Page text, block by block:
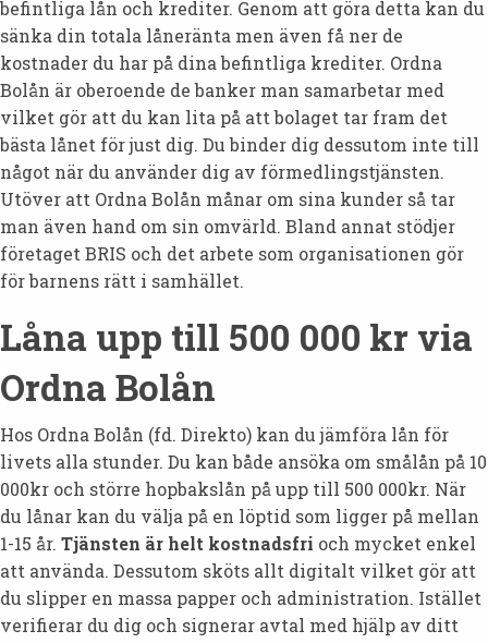
befintliga lån och krediter. Genom att göra detta kan du
sänka din totala låneränta men även få ner de
kostnader du har på dina befintliga krediter. Ordna
Bolån är oberoende de banker man samarbetar med
vilket gör att du kan lita på att bolaget tar fram det
bästa lånet för just dig. Du binder dig dessutom inte till
något när du använder dig av förmedlingstjänsten.
Utöver att Ordna Bolån månar om sina kunder så tar
man även hand om sin omvärld. Bland annat stödjer
företaget BRIS och det arbete som organisationen gör
för barnens rätt i samhället.
Låna upp till 500 000 kr via
Ordna Bolån
Hos Ordna Bolån (fd. Direkto) kan du jämföra lån för
livets alla stunder. Du kan både ansöka om smålån på 10
000kr och större hopbakslån på upp till 500 000kr. När
du lånar kan du välja på en löptid som ligger på mellan
1-15 år. Tjänsten är helt kostnadsfri och mycket enkel
att använda. Dessutom sköts allt digitalt vilket gör att
du slipper en massa papper och administration. Istället
verifierar du dig och signerar avtal med hjälp av ditt